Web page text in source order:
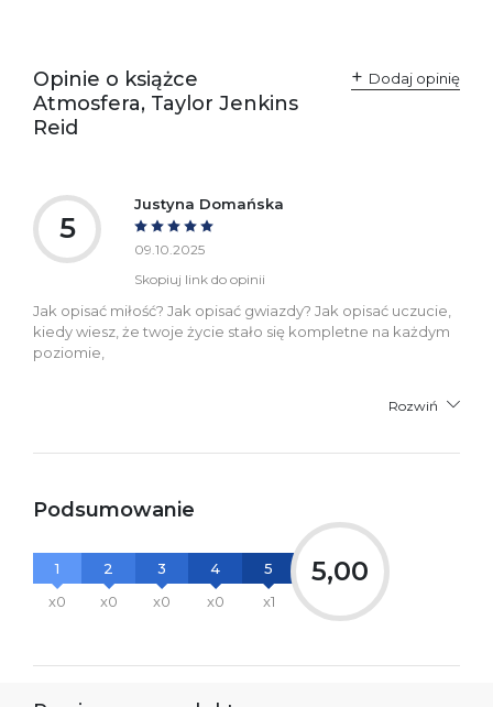
kontakt@wydajenamsie.pl
+48 61 623 38 38
Opinie o książce
Atmosfera, Taylor Jenkins
Reid
Dodaj opinię
5
Justyna Domańska
09.10.2025
Skopiuj link do opinii
Jak opisać miłość? Jak opisać gwiazdy? Jak opisać uczucie,
kiedy wiesz, że twoje życie stało się kompletne na każdym
poziomie,
Rozwiń
Podsumowanie
1
x0
2
x0
3
x0
4
x0
5
x1
5,00